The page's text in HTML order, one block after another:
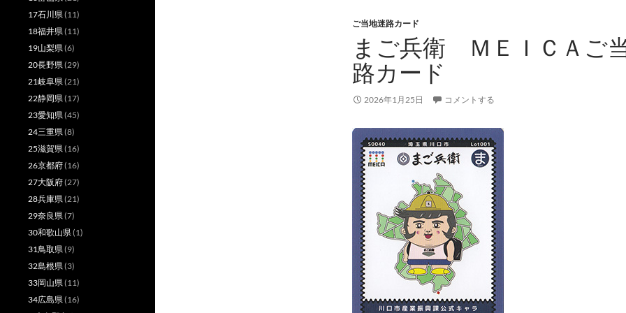
ご当地迷路カード
まご兵衛 ＭＥＩＣＡご
路カード
2026年1月25日 コメントする
17石川県(11)
18福井県(11)
19山梨県(6)
20長野県(29)
21岐阜県(21)
22静岡県(17)
23愛知県(45)
24三重県(8)
25滋賀県(16)
26京都府(16)
27大阪府(27)
28兵庫県(21)
29奈良県(7)
30和歌山県(1)
31鳥取県(9)
32島根県(3)
33岡山県(11)
34広島県(16)